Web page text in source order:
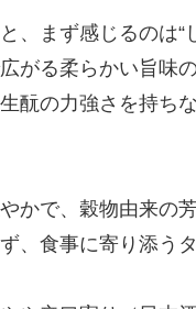
、まず感じるのは“
がる柔らかい旨味
酛の力強さを持ち
かで、穀物由来の
、食事に寄り添う